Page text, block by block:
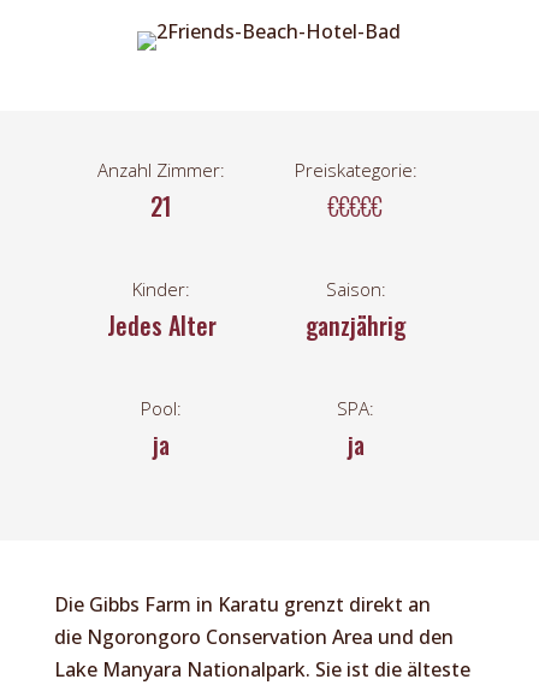
Anzahl Zimmer:
21
Preiskategorie:
€€€€€
Kinder:
Jedes Alter
Saison:
ganzjährig
Pool:
ja
SPA:
ja
Die Gibbs Farm in Karatu grenzt direkt an
die Ngorongoro Conservation Area und den
Lake Manyara Nationalpark. Sie ist die älteste